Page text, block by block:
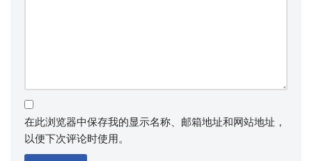
在此浏览器中保存我的显示名称、邮箱地址和网站地址，
以便下次评论时使用。